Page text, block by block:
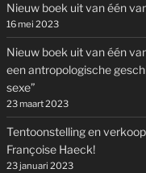
Nieuw boek uit van één
16 mei 2023
Nieuw boek uit van één
een antropologische
sexe”
23 maart 2023
Tentoonstelling en
Françoise Haeck!
23 januari 2023